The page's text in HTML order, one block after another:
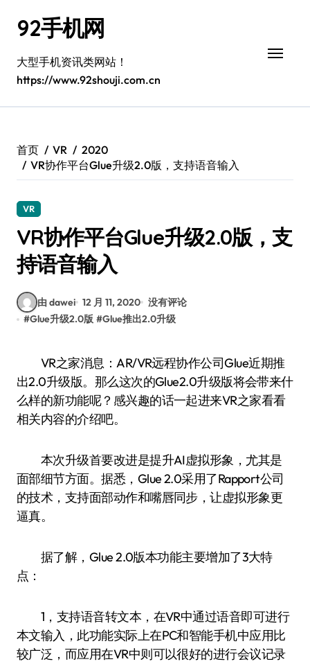
92手机网
大型手机资讯类网站！
https://www.92shouji.com.cn
首页 VR
2020
VR协作平台Glue升级2.0版，支持语音输入
VR
VR协作平台Glue升级2.0版，支
持语音输入
由 dawei 12 月 11, 2020 没有评论
#Glue升级2.0版 #Glue推出2.0升级
VR之家消息：AR/VR远程协作公司Glue近期推
出2.0升级版。那么这次的Glue2.0升级版将会带来什
么样的新功能呢？感兴趣的话一起进来VR之家看看
相关内容的介绍吧。
本次升级首要改进是提升AI虚拟形象，尤其是
面部细节方面。据悉，Glue 2.0采用了Rapport公司
的技术，支持面部动作和嘴唇同步，让虚拟形象更
逼真。
据了解，Glue 2.0版本功能主要增加了3大特
点：
1，支持语音转文本，在VR中通过语音即可进行
本文输入，此功能实际上在PC和智能手机中应用比
较广泛，而应用在VR中则可以很好的进行会议记录